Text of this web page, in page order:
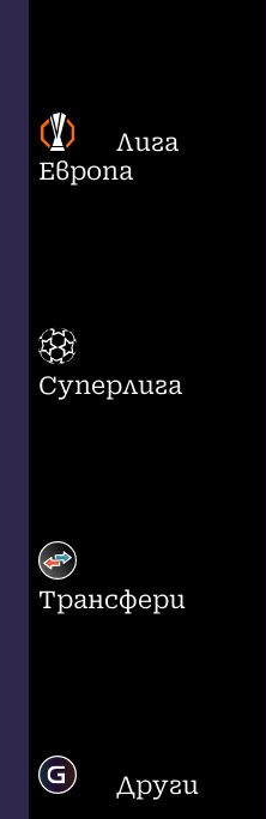
Лига
Европа
Суперлига
Трансфери
Други